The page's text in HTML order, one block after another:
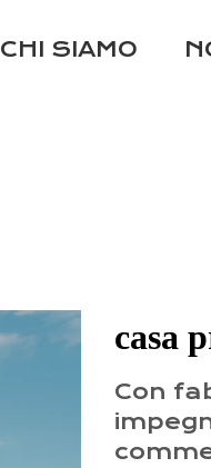
CHI SIAMO
casa
Con